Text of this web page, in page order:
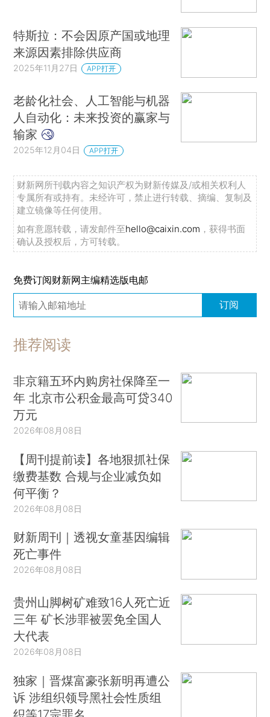
特斯拉：不会因原产国或地理
来源因素排除供应商
2025年11月27日 APP打开
老龄化社会、人工智能与机器
人自动化：未来投资的赢家与
输家
2025年12月04日 APP打开
财新网所刊载内容之知识产权为财新传媒及/或相关权利人
专属所有或持有。未经许可，禁止进行转载、摘编、复制及
建立镜像等任何使用。
如有意愿转载，请发邮件至hello@caixin.com ，获得书面
确认及授权后，方可转载。
免费订阅财新网主编精选版电邮
订阅
推荐阅读
非京籍五环内购房社保降至一
年 北京市公积金最高可贷340
万元
2026年08月08日
【周刊提前读】各地狠抓社保
缴费基数 合规与企业减负如
何平衡？
2026年08月08日
财新周刊｜透视女童基因编辑
死亡事件
2026年08月08日
贵州山脚树矿难致16人死亡近
三年 矿长涉罪被罢免全国人
大代表
2026年08月08日
独家｜晋煤富豪张新明再遭公
诉 涉组织领导黑社会性质组